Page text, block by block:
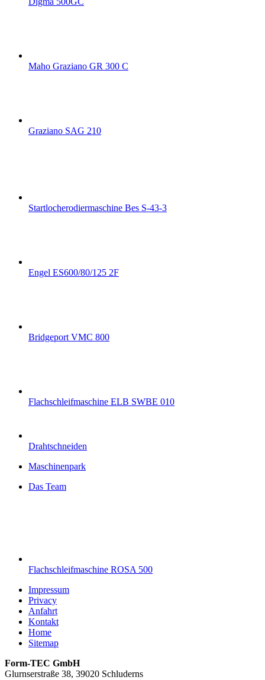
Maho Graziano GR 300 C
Graziano SAG 210
Startlocherodiermaschine Bes S-43-3
Engel ES600/80/125 2F
Bridgeport VMC 800
Flachschleifmaschine ELB SWBE 010
Drahtschneiden
Maschinenpark
Das Team
Flachschleifmaschine ROSA 500
Impressum
Privacy
Anfahrt
Kontakt
Home
Sitemap
Form-TEC GmbH
Glurnserstraße 38, 39020 Schluderns